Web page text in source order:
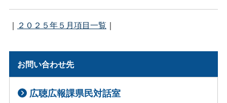
｜ ２０２５年５月項目一覧 ｜
お問い合わせ先
広聴広報課県民対話室